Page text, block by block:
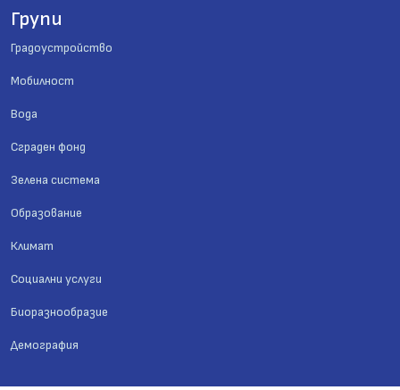
Групи
Градоустройство
Мобилност
Вода
Сграден фонд
Зелена система
Образование
Климат
Социални услуги
Биоразнообразие
Демография